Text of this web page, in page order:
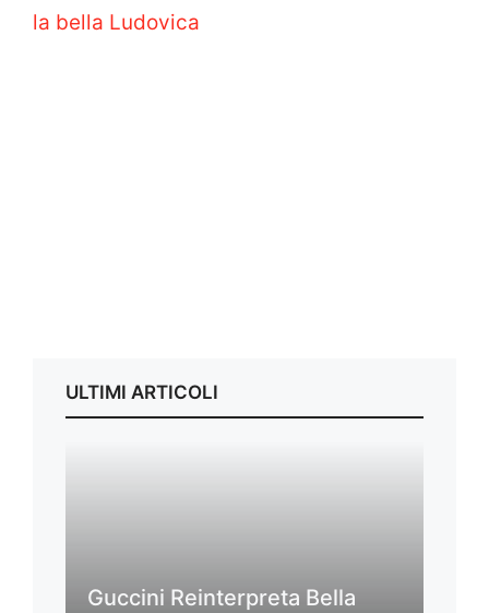
la bella Ludovica
ULTIMI ARTICOLI
Guccini Reinterpreta Bella